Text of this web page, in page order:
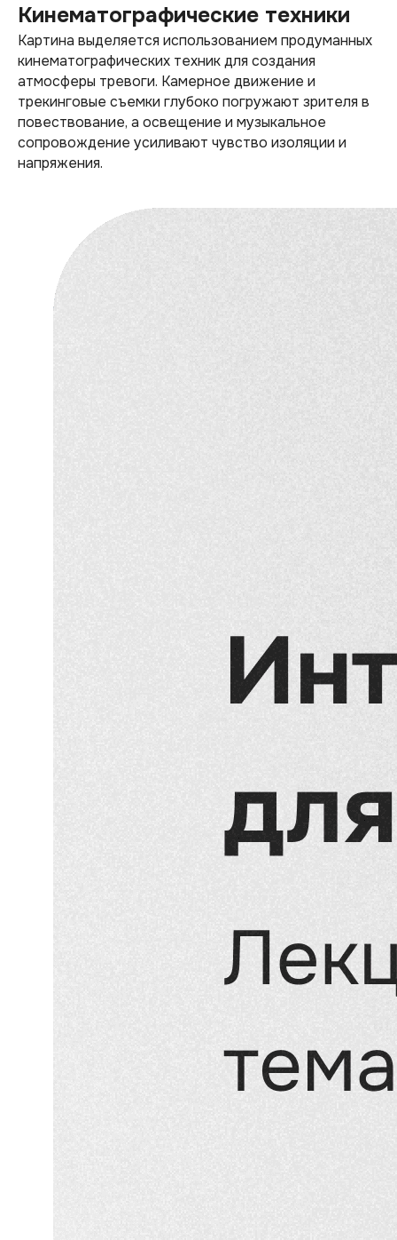
Кинематографические техники
Картина выделяется использованием продуманных
кинематографических техник для создания
атмосферы тревоги. Камерное движение и
трекинговые съемки глубоко погружают зрителя в
повествование, а освещение и музыкальное
сопровождение усиливают чувство изоляции и
напряжения.